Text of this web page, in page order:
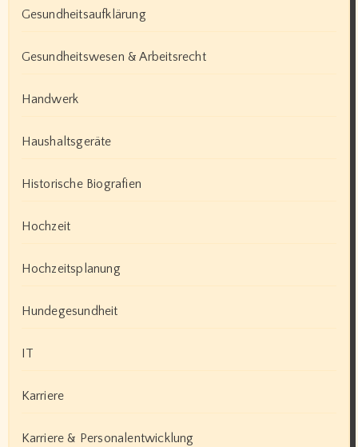
Gesundheitsaufklärung
Gesundheitswesen & Arbeitsrecht
Handwerk
Haushaltsgeräte
Historische Biografien
Hochzeit
Hochzeitsplanung
Hundegesundheit
IT
Karriere
Karriere & Personalentwicklung